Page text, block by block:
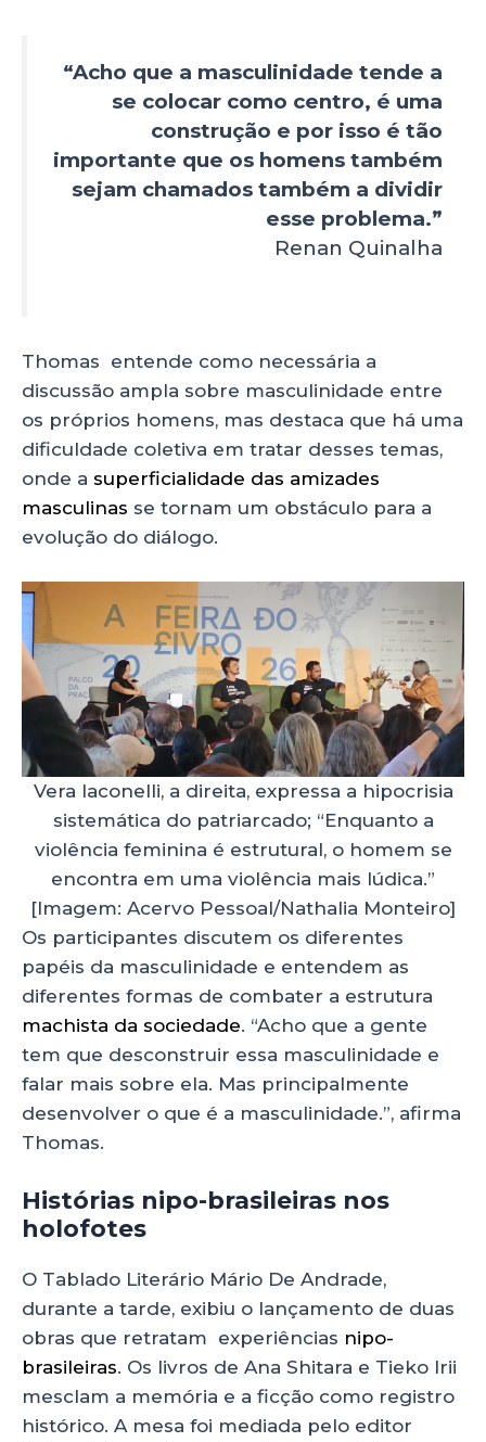
“Acho que a masculinidade tende a
se colocar como centro, é uma
construção e por isso é tão
importante que os homens também
sejam chamados também a dividir
esse problema.”
Renan Quinalha
Thomas entende como necessária a
discussão ampla sobre masculinidade entre
os próprios homens, mas destaca que há uma
dificuldade coletiva em tratar desses temas,
onde a superficialidade das amizades
masculinas se tornam um obstáculo para a
evolução do diálogo.
Vera laconelli, a direita, expressa a hipocrisia
sistemática do patriarcado; “Enquanto a
violência feminina é estrutural, o homem se
encontra em uma violência mais lúdica.”
[Imagem: Acervo Pessoal/Nathalia Monteiro]
Os participantes discutem os diferentes
papéis da masculinidade e entendem as
diferentes formas de combater a estrutura
machista da sociedade. “Acho que a gente
tem que desconstruir essa masculinidade e
falar mais sobre ela. Mas principalmente
desenvolver o que é a masculinidade.”, afirma
Thomas.
Histórias nipo-brasileiras nos
holofotes
O Tablado Literário Mário De Andrade,
durante a tarde, exibiu o lançamento de duas
obras que retratam experiências nipo-
brasileiras. Os livros de Ana Shitara e Tieko Irii
mesclam a memória e a ficção como registro
histórico. A mesa foi mediada pelo editor